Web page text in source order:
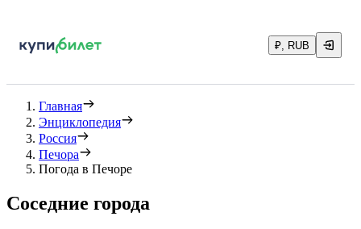
₽, RUB
Главная
Энциклопедия
Россия
Печора
Погода в Печоре
Соседние города